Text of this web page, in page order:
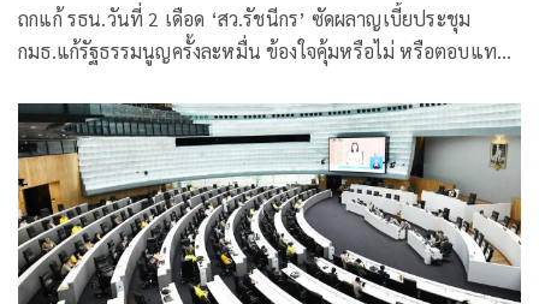
ถกแก้ รธน.วันที่ 2 เดือด ‘สว.รัชนีกร’ ซัดผลาญเบี้ยประชุม
กมธ.แก้รัฐธรรมนูญครั้งละหมื่น ข้องใจคุ้มหรือไม่ หรือตอบแทน
ไม่ตรงที่สงวนไว้